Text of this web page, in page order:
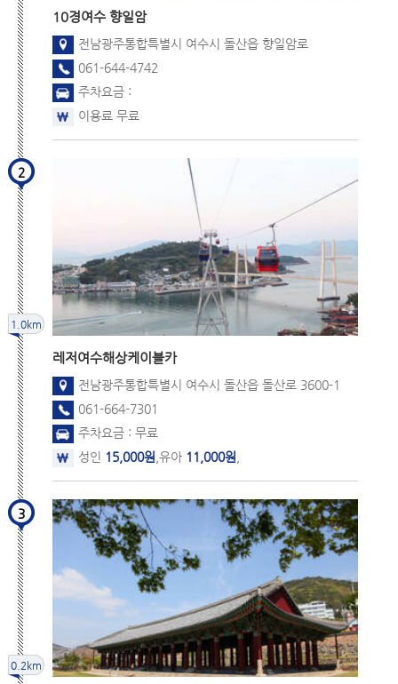
10경여수 향일암
전남광주통합특별시 여수시 돌산읍 향일암로
061-644-4742
주차요금 :
이용료 무료
2
레저 여수해상케이블카
전남광주통합특별시 여수시 돌산읍 돌산로 3600-1
061-664-7301
주차요금 : 무료
성인
15,000원 ,유아 11,000원
1.0km
3
0.2km